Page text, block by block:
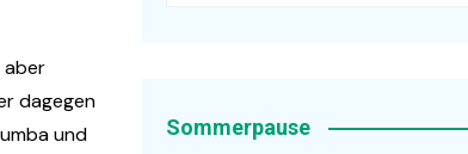
aber
dagegen
und
Sommerpause